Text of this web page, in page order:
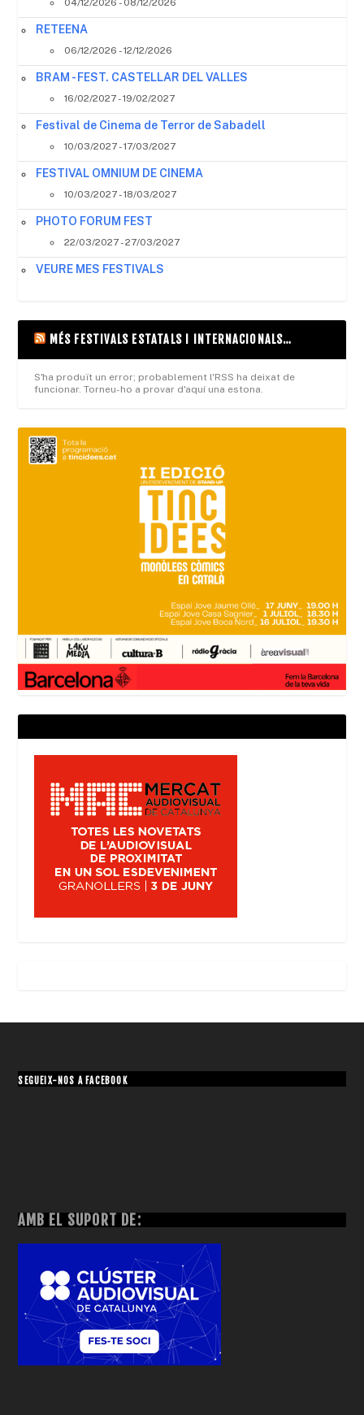
04/12/2026 - 08/12/2026
RETEENA
06/12/2026 - 12/12/2026
BRAM - FEST. CASTELLAR DEL VALLES
16/02/2027 - 19/02/2027
Festival de Cinema de Terror de Sabadell
10/03/2027 - 17/03/2027
FESTIVAL OMNIUM DE CINEMA
10/03/2027 - 18/03/2027
PHOTO FORUM FEST
22/03/2027 - 27/03/2027
VEURE MES FESTIVALS
MÉS FESTIVALS ESTATALS I INTERNACIONALS…
S'ha produït un error; probablement l'RSS ha deixat de
funcionar. Torneu-ho a provar d'aquí una estona.
SEGUEIX-NOS A FACEBOOK
AMB EL SUPORT DE: